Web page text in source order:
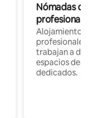
Nómadas
Alojamientos
profesionales
trabajan a
espacios de
dedicados.